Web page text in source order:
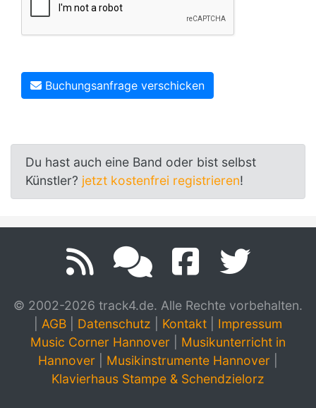
Buchungsanfrage verschicken
Du hast auch eine Band oder bist selbst
Künstler? jetzt kostenfrei registrieren!
© 2002-2026 track4.de. Alle Rechte vorbehalten.
AGB Datenschutz Kontakt
Impressum
Music Corner Hannover
Musikunterricht in
Hannover
Musikinstrumente Hannover
Klavierhaus Stampe & Schendzielorz